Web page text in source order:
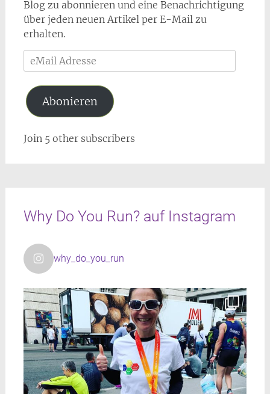
Blog zu abonnieren und eine Benachrichtigung
über jeden neuen Artikel per E-Mail zu
erhalten.
eMail
Adresse
Abonieren
Join 5 other subscribers
Why Do You Run? auf Instagram
why_do_you_run